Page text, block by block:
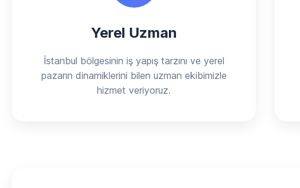
Yerel Uzman
İstanbul bölgesinin iş yapış tarzını ve yerel
pazarın dinamiklerini bilen uzman ekibimizle
hizmet veriyoruz.